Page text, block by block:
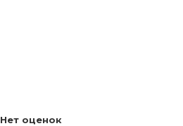
Нет оценок